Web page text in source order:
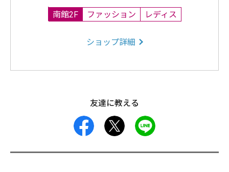
南館2F ファッション レディス
ショップ詳細
友達に教える
facebook